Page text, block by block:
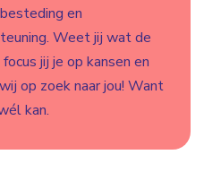
en
Weet jij wat de
jij je op kansen en
op zoek naar jou! Want
kan.